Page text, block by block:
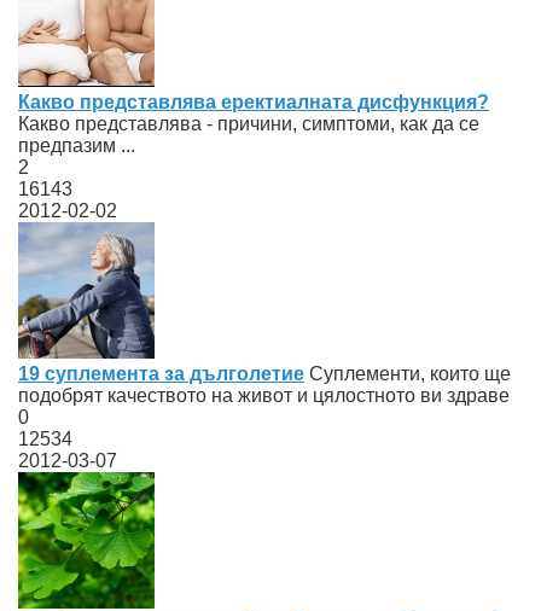
Какво представлява еректиалната дисфункция?
Какво представлява - причини, симптоми, как да се
предпазим ...
2
16143
2012-02-02
19 суплемента за дълголетие Суплементи, които ще
подобрят качеството на живот и цялостното ви здраве
0
12534
2012-03-07